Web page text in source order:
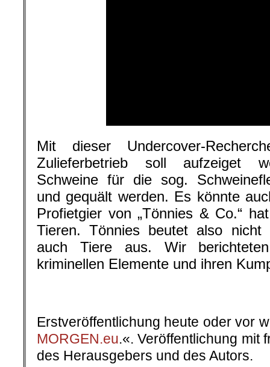
Mit dieser Undercover-
Zulieferbetrieb soll aufzeiget
Schweine für die sog.
und gequält werden. Es könnte
Profietgier von „Tönnies & Co.“
Tieren. Tönnies beutet also nicht
auch Tiere aus. Wir
kriminellen Elemente und ihren
Erstveröffentlichung heute oder vor
MORGEN.eu.«. Veröffentlichung mit
des Herausgebers und des Autors.